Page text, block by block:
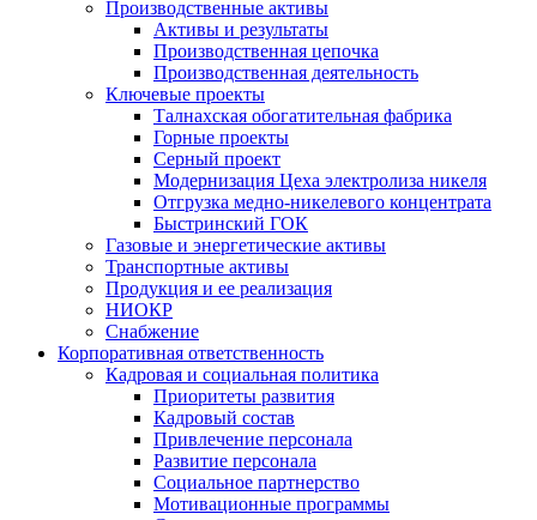
Производственные активы
Активы и результаты
Производственная цепочка
Производственная деятельность
Ключевые проекты
Талнахская обогатительная фабрика
Горные проекты
Серный проект
Модернизация Цеха электролиза никеля
Отгрузка медно-никелевого концентрата
Быстринский ГОК
Газовые и энергетические активы
Транспортные активы
Продукция и ее реализация
НИОКР
Снабжение
Корпоративная ответственность
Кадровая и социальная политика
Приоритеты развития
Кадровый состав
Привлечение персонала
Развитие персонала
Социальное партнерство
Мотивационные программы